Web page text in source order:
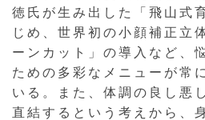
徳氏が生み出した「飛山式
じめ、世界初の小顔補正立
ーンカット」の導入など、
ための多彩なメニューが常
いる。また、体調の良し悪
直結するという考えから、